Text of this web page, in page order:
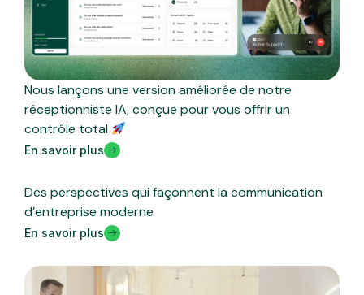
Nous lançons une version améliorée de notre
réceptionniste IA, conçue pour vous offrir un
contrôle total
En savoir plus
Des perspectives qui façonnent la communication
d’entreprise moderne
En savoir plus